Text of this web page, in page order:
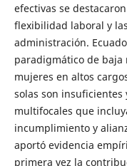
efectivas se
flexibilidad laboral y
administración.
paradigmático de baja
mujeres en altos
solas son
multifocales que
incumplimiento y
aportó evidencia
primera vez la